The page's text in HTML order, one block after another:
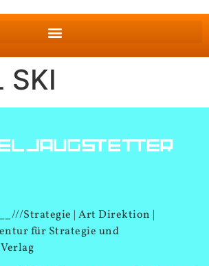
SKI
Strategie | Art Direktion |
für Strategie und